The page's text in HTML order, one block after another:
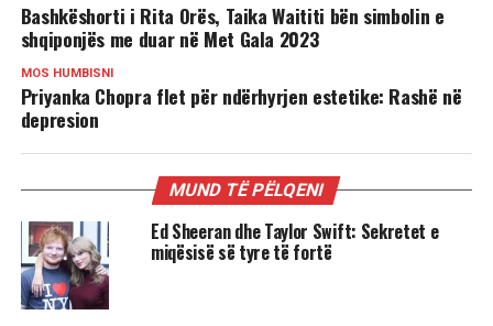
Bashkëshorti i Rita Orës, Taika Waititi bën simbolin e
shqiponjës me duar në Met Gala 2023
MOS HUMBISNI
Priyanka Chopra flet për ndërhyrjen estetike: Rashë në
depresion
MUND TË PËLQENI
Ed Sheeran dhe Taylor Swift: Sekretet e
miqësisë së tyre të fortë